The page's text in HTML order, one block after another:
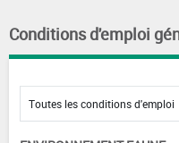
Conditions d'emploi